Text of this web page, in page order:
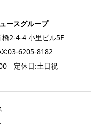
ースグループ
2-4-4 小里ビル5F
6205-8182
定休日:土日祝